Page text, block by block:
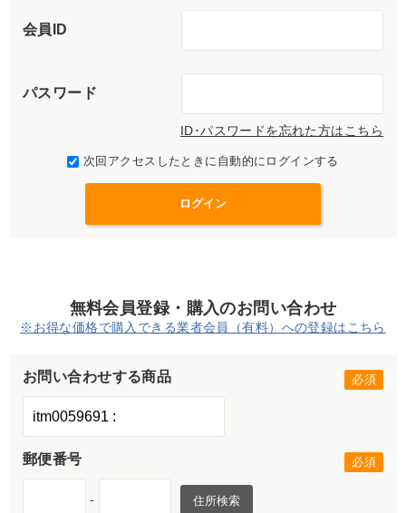
会員ID
パスワード
ID･パスワードを忘れた方はこちら
次回アクセスしたときに自動的にログインする
無料会員登録・購入のお問い合わせ
※お得な価格で購入できる業者会員（有料）への登録はこちら
お問い合わせする商品
郵便番号
- 住所検索